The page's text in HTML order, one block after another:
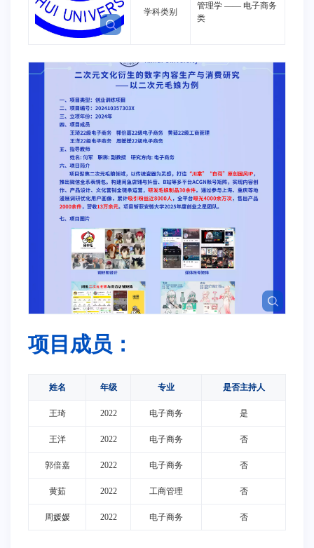
学科类别
管理学 —— 电子商务
类
项目成员：
姓名 年级 专业 是否主持人
王琦 2022 电子商务 是
王洋 2022 电子商务 否
郭倍嘉 2022 电子商务 否
黄茹 2022 工商管理 否
周媛媛 2022 电子商务 否